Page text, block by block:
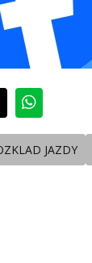
JAZDY